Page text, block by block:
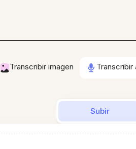
Transcribir imagen Transcribir
Subir